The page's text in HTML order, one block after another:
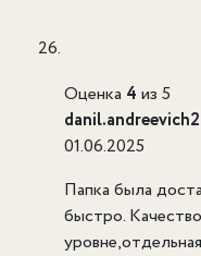
Оценка 4 из 5
01.06.2025
Папка была
быстро.